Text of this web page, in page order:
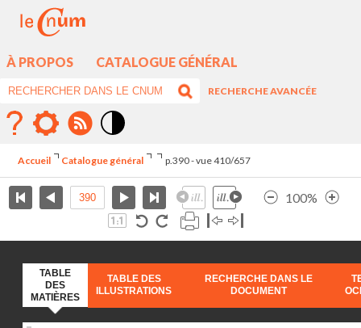
À PROPOS CATALOGUE GÉNÉRAL
RECHERCHE AVANCÉE
élévé
Accueil Catalogue général p.390 - vue 410/657
100%
TABLE
DES
MATIÈRES
TABLE DES
ILLUSTRATIONS
RECHERCHE DANS LE
DOCUMENT